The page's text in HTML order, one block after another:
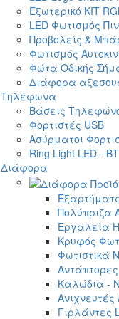
Εξωτερικό ΚΙΤ
LED Φωτισμός
Προβολείς &
Φωτισμός
Φώτα Οδικής
Διάφορα
Τηλέφωνα
Βάσεις
Φορτιστές USB
Ασύρματοι
Ring Light LED -
Διάφορα
Πολύπριζα
Εργαλεία
Κρυφός
Φωτιστικά
Αντάπτορες
Καλώδια -
Ανιχνευτές
Γιρλάντες